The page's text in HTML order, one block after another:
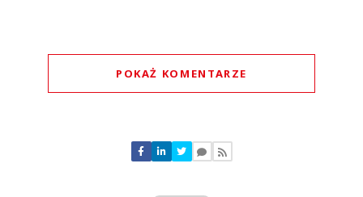
POKAŻ KOMENTARZE
Nie znaleziono komentarzy
Zostaw swoje komentarze